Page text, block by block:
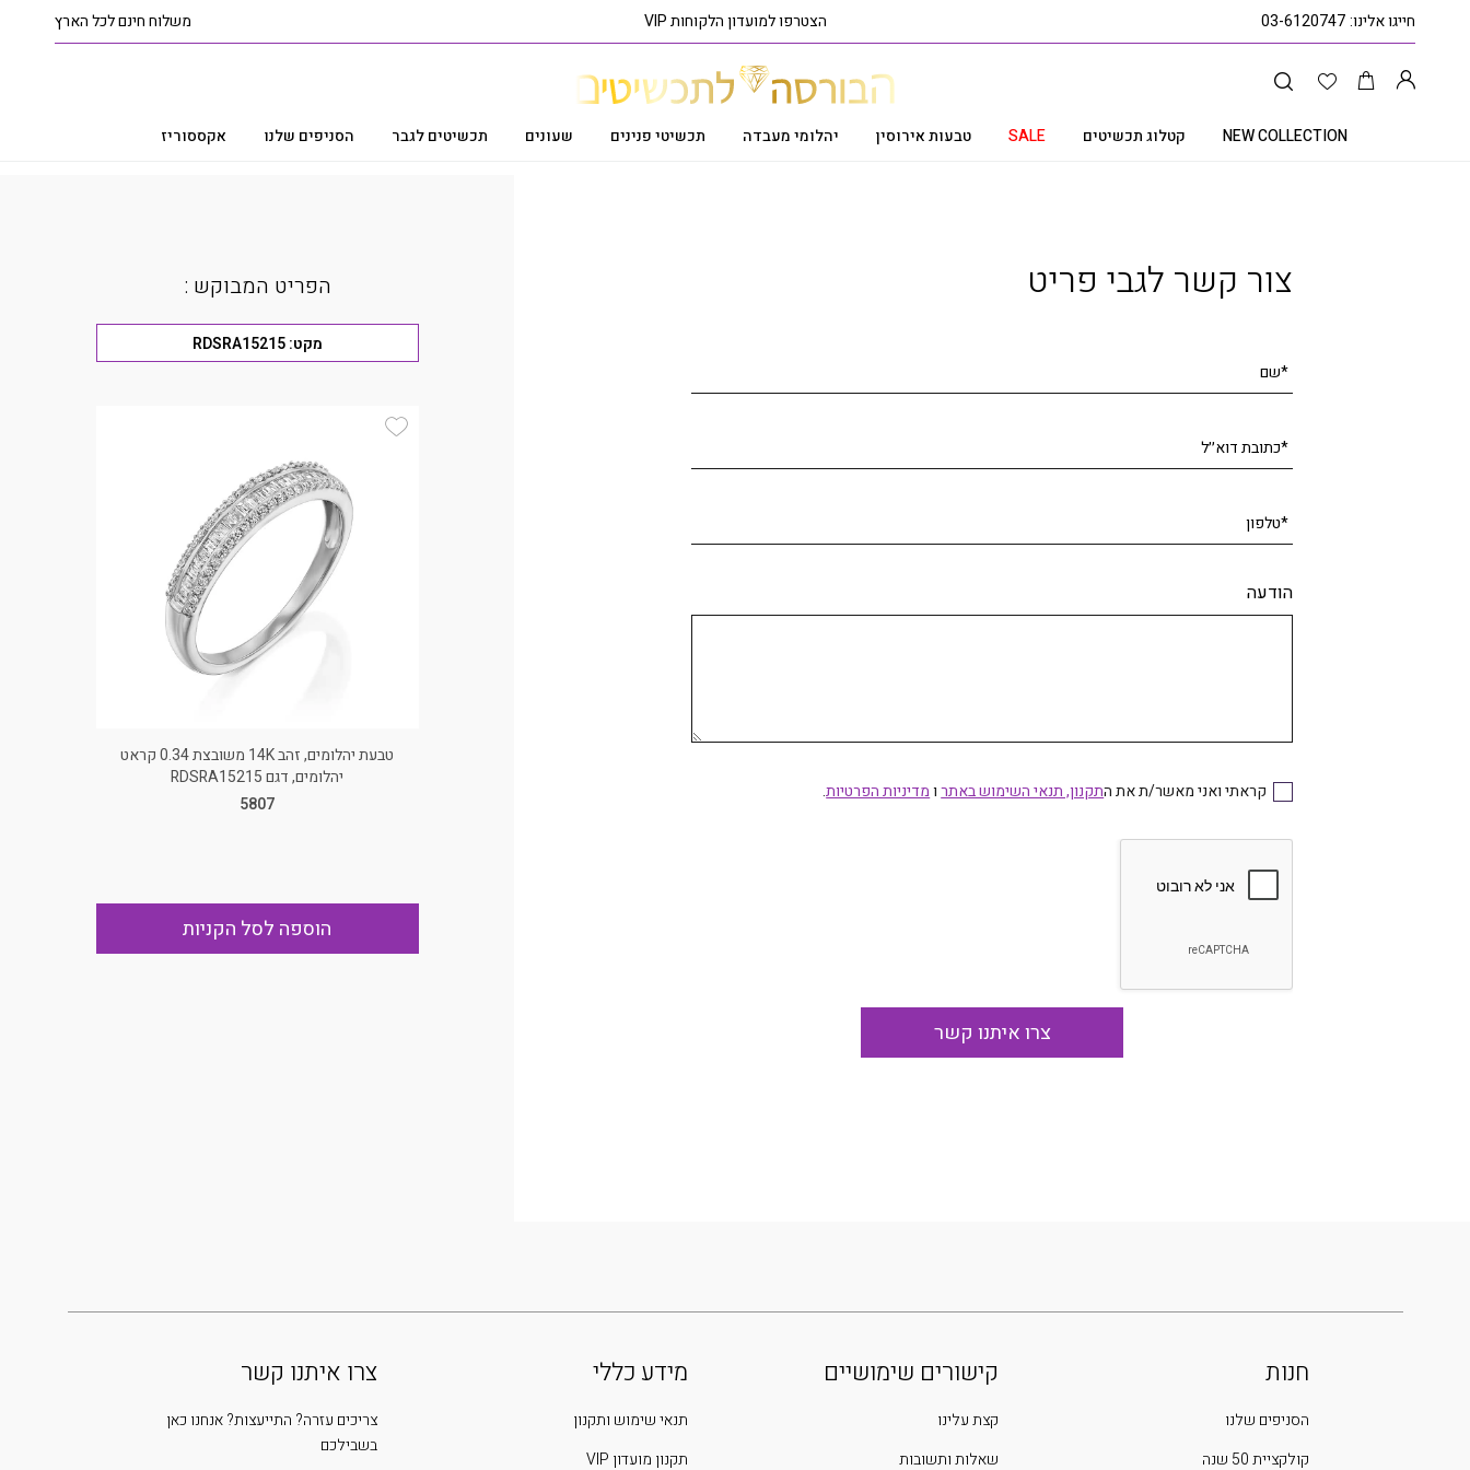
חייגו אלינו:03-6120747 הצטרפו למועדון הלקוחות VIP משלוח חינם לכל הארץ
NEW COLLECTION קטלוג תכשיטים SALE טבעות אירוסין יהלומי מעבדה תכשיטי פנינים שעונים תכשיטים לגבר הסניפים שלנו אקססוריז
צור קשר לגבי פריט
*שם
*כתובת דוא׳׳ל
*טלפון
הודעה
קראתי ואני מאשר/ת את התקנון, תנאי השימוש באתר ומדיניות הפרטיות
קראתי ואני מאשר/ת את התקנון, תנאי השימוש באתרומדיניות הפרטיות.
הפריט המבוקש :
מקט: RDSRA15215
טבעת יהלומים, זהב 14K משובצת 0.34 קראט
יהלומים, דגם RDSRA15215
5807
הוספה לסל הקניות
חנות
הסניפים שלנו
קולקציית 50 שנה
קישורים שימושיים
קצת עלינו
שאלות ותשובות
מידע כללי
תנאי שימוש ותקנון
תקנון מועדון VIP
צרו איתנו קשר
צריכים עזרה? התייעצות? אנחנו כאן
בשבילכם